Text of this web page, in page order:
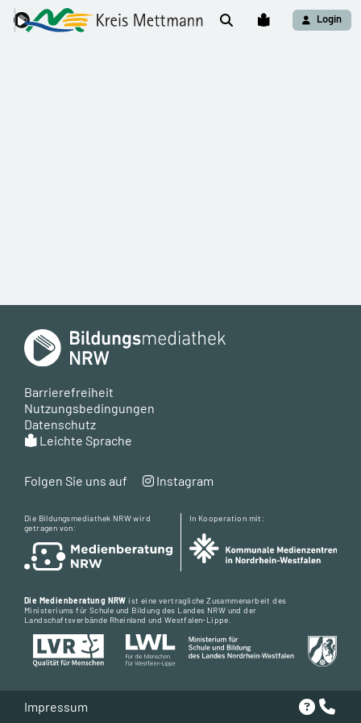
Login
Barrierefreiheit
Nutzungsbedingungen
Datenschutz
Leichte Sprache
Folgen Sie uns auf Instagram
Die Bildungsmediathek NRW wird
getragen von:
In Kooperation mit:
Die Medienberatung NRW ist eine vertragliche Zusammenarbeit des
Ministeriums für Schule und Bildung des Landes NRW und der
Landschaftsverbände Rheinland und Westfalen-Lippe.
Impressum